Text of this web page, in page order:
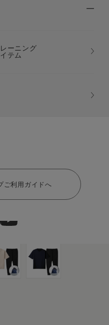
⼤⼝注⽂窓⼝
レーニング
テム
ご利用ガイドへ
シャツ ＆ ジ